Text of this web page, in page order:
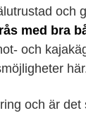
och
med bra
och
och är